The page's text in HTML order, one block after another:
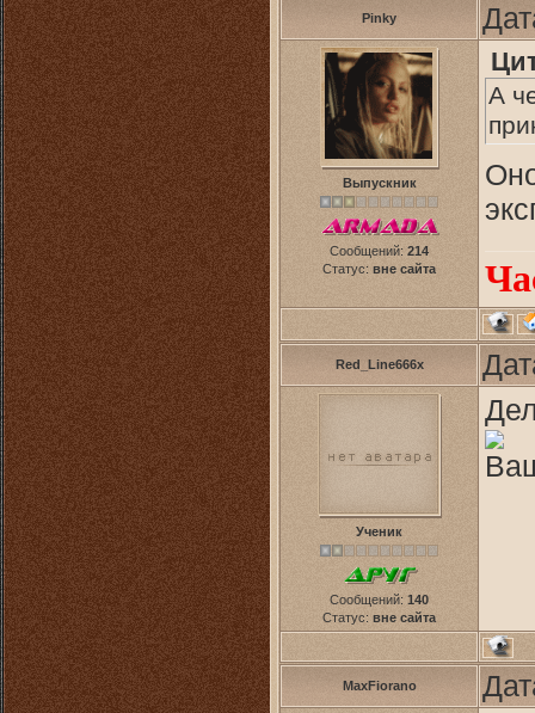
Pinky
Выпускник
Сообщений: 214
Статус: вне сайта
А
Red_Line666x
Ученик
Сообщений: 140
Статус: вне сайта
MaxFiorano